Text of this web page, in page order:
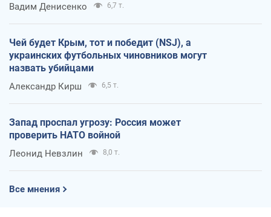
Вадим Денисенко 6,7 т.
Чей будет Крым, тот и победит (NSJ), а
украинских футбольных чиновников могут
назвать убийцами
Александр Кирш 6,5 т.
Запад проспал угрозу: Россия может
проверить НАТО войной
Леонид Невзлин 8,0 т.
Все мнения